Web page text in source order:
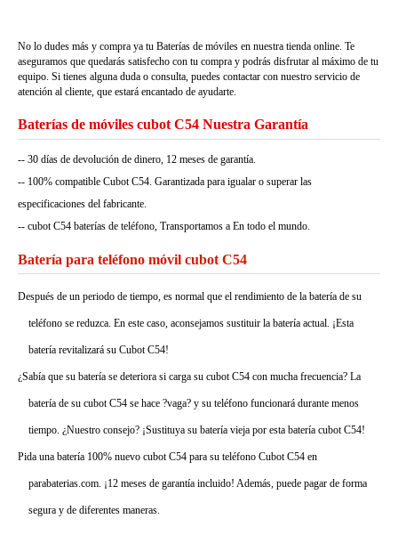
No lo dudes más y compra ya tu Baterías de móviles en nuestra tienda online. Te
aseguramos que quedarás satisfecho con tu compra y podrás disfrutar al máximo de tu
equipo. Si tienes alguna duda o consulta, puedes contactar con nuestro servicio de
atención al cliente, que estará encantado de ayudarte.
Baterías de móviles cubot C54 Nuestra Garantía
-- 30 días de devolución de dinero, 12 meses de garantía.
-- 100% compatible Cubot C54. Garantizada para igualar o superar las
especificaciones del fabricante.
-- cubot C54 baterías de teléfono, Transportamos a En todo el mundo.
Batería para teléfono móvil cubot C54
Después de un periodo de tiempo, es normal que el rendimiento de la batería de su
teléfono se reduzca. En este caso, aconsejamos sustituir la batería actual. ¡Esta
batería revitalizará su Cubot C54!
¿Sabía que su batería se deteriora si carga su cubot C54 con mucha frecuencia? La
batería de su cubot C54 se hace ?vaga? y su teléfono funcionará durante menos
tiempo. ¿Nuestro consejo? ¡Sustituya su batería vieja por esta batería cubot C54!
Pida una batería 100% nuevo cubot C54 para su teléfono Cubot C54 en
parabaterias.com. ¡12 meses de garantía incluido! Además, puede pagar de forma
segura y de diferentes maneras.